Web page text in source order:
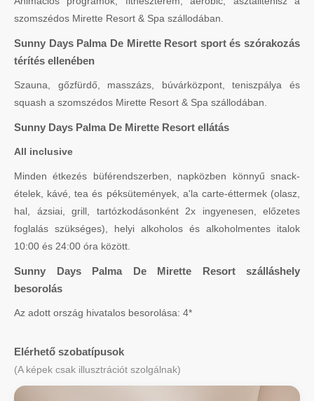
szomszédos Mirette Resort & Spa szállodában.
Sunny Days Palma De Mirette Resort sport és szórakozás
térítés ellenében
Szauna, gőzfürdő, masszázs, búvárközpont, teniszpálya és
squash a szomszédos Mirette Resort & Spa szállodában.
Sunny Days Palma De Mirette Resort ellátás
All inclusive
Minden étkezés büférendszerben, napközben könnyű snack-
ételek, kávé, tea és péksütemények, a'la carte-éttermek (olasz,
hal, ázsiai, grill, tartózkodásonként 2x ingyenesen, előzetes
foglalás szükséges), helyi alkoholos és alkoholmentes italok
10:00 és 24:00 óra között.
Sunny Days Palma De Mirette Resort szálláshely
besorolás
Az adott ország hivatalos besorolása: 4*
Elérhető szobatípusok
(A képek csak illusztrációt szolgálnak)